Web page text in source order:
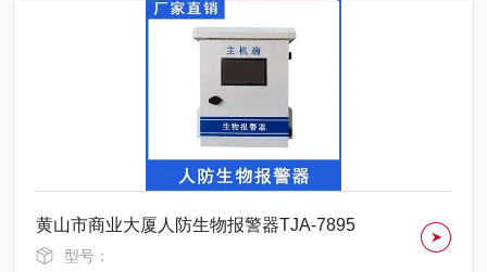
黄山市商业大厦人防生物报警器TJA-7895
型号：